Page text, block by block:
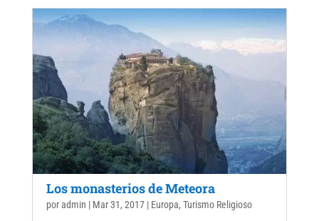
Los monasterios de Meteora
poradmin | Mar 31, 2017| Europa, Turismo Religioso